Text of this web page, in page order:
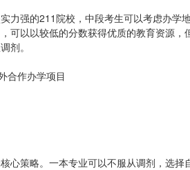
力强的211院校，中段考生可以考虑办
可以以较低的分数获得优质的教育资源
剂。
合作办学项目
心策略。一本专业可以不服从调剂，选